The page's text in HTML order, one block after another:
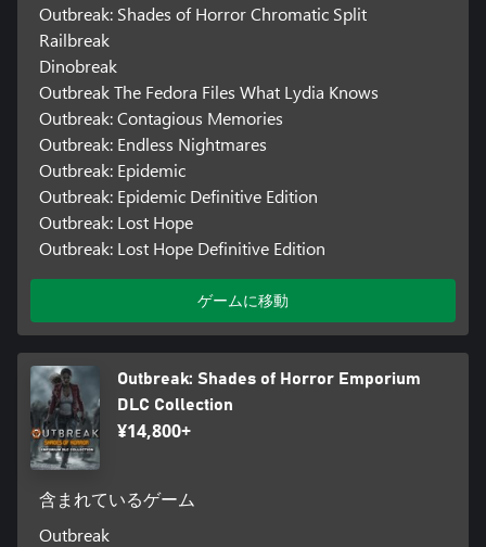
Outbreak: Shades of Horror Chromatic Split
Railbreak
Dinobreak
Outbreak The Fedora Files What Lydia Knows
Outbreak: Contagious Memories
Outbreak: Endless Nightmares
Outbreak: Epidemic
Outbreak: Epidemic Definitive Edition
Outbreak: Lost Hope
Outbreak: Lost Hope Definitive Edition
ゲームに移動
Outbreak: Shades of Horror Emporium
DLC Collection
¥14,800+
含まれているゲーム
Outbreak